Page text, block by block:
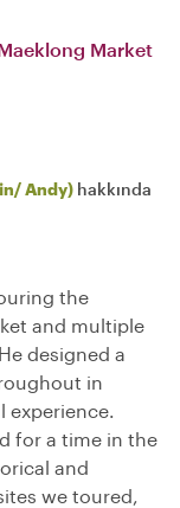
Market
Andy) hakkında
the
and multiple
designed a
in
for a time in the
and
we toured,